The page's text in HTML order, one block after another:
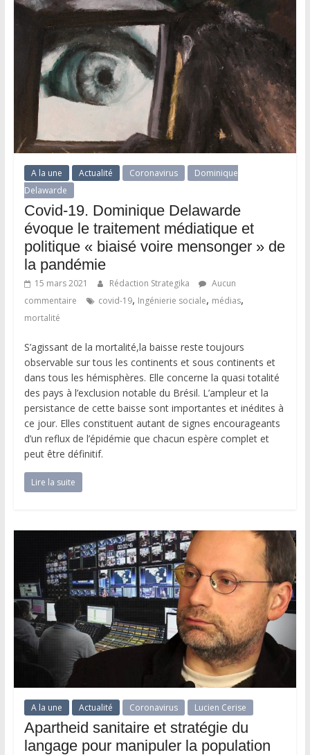
A la une Actualité Coronavirus
Dominique
Delawarde
Covid-19. Dominique Delawarde
évoque le traitement médiatique et
politique « biaisé voire mensonger » de
la pandémie
15 mars 2021 Rédaction Strategika
Aucun
commentaire
covid-19, Ingénierie sociale, médias,
mortalité
S’agissant de la mortalité,la baisse reste toujours
observable sur tous les continents et sous continents et
dans tous les hémisphères. Elle concerne la quasi totalité
des pays à l’exclusion notable du Brésil. L’ampleur et la
persistance de cette baisse sont importantes et inédites à
ce jour. Elles constituent autant de signes encourageants
d’un reflux de l’épidémie que chacun espère complet et
peut être définitif.
Lire la suite
A la une Actualité Coronavirus Lucien Cerise
Apartheid sanitaire et stratégie du
langage pour manipuler la population